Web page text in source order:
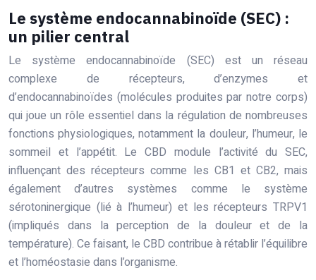
Le système endocannabinoïde (SEC) :
un pilier central
Le système endocannabinoïde (SEC) est un réseau
complexe de récepteurs, d’enzymes et
d’endocannabinoïdes (molécules produites par notre corps)
qui joue un rôle essentiel dans la régulation de nombreuses
fonctions physiologiques, notamment la douleur, l’humeur, le
sommeil et l’appétit. Le CBD module l’activité du SEC,
influençant des récepteurs comme les CB1 et CB2, mais
également d’autres systèmes comme le système
sérotoninergique (lié à l’humeur) et les récepteurs TRPV1
(impliqués dans la perception de la douleur et de la
température). Ce faisant, le CBD contribue à rétablir l’équilibre
et l’homéostasie dans l’organisme.